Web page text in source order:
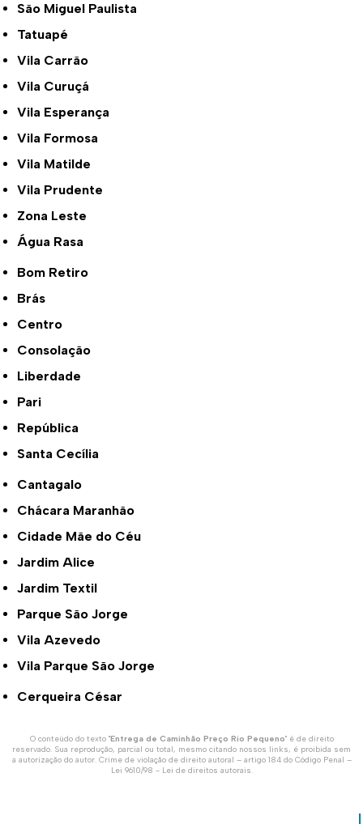
São Miguel Paulista
Tatuapé
Vila Carrão
Vila Curuçá
Vila Esperança
Vila Formosa
Vila Matilde
Vila Prudente
Zona Leste
Água Rasa
Bom Retiro
Brás
Centro
Consolação
Liberdade
Pari
República
Santa Cecília
Cantagalo
Chácara Maranhão
Cidade Mãe do Céu
Jardim Alice
Jardim Textil
Parque São Jorge
Vila Azevedo
Vila Parque São Jorge
Cerqueira César
O conteúdo do texto "Entrega de Caminhão Preço Rio Pequeno" é de direito
reservado. Sua reprodução, parcial ou total, mesmo citando nossos links, é proibida sem
a autorização do autor. Crime de violação de direito autoral – artigo 184 do Código Penal –
Lei 9610/98 - Lei de direitos autorais.